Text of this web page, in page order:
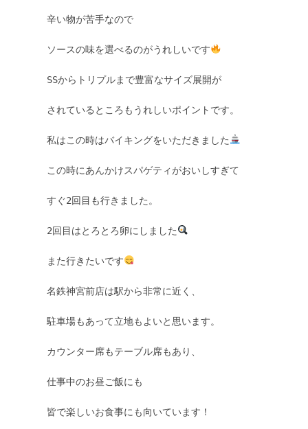
辛い物が苦手なので
ソースの味を選べるのがうれしいです
SSからトリプルまで豊富なサイズ展開が
されているところもうれしいポイントです。
私はこの時はバイキングをいただきました
この時にあんかけスパゲティがおいしすぎて
すぐ2回目も行きました。
2回目はとろとろ卵にしました
また行きたいです
名鉄神宮前店は駅から非常に近く、
駐車場もあって立地もよいと思います。
カウンター席もテーブル席もあり、
仕事中のお昼ご飯にも
皆で楽しいお食事にも向いています！